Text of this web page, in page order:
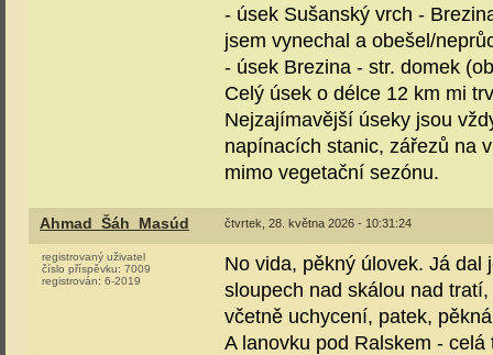
- úsek Sušanský vrch -
jsem vynechal a obešel/
- úsek Brezina - str. domek
Celý úsek o délce 12 km mi
Nejzajímavější úseky jsou
napínacích stanic, zářezů na
mimo vegetační sezónu.
Ahmad_Šáh_Masúd čtvrtek, 28. května 2026 - 10:31:24
registrovaný uživatel
číslo příspěvku: 7009
registrován: 6-2019
No vida, pěkný úlovek. Já dal
sloupech nad skálou nad
včetně uchycení, patek,
A lanovku pod Ralskem -